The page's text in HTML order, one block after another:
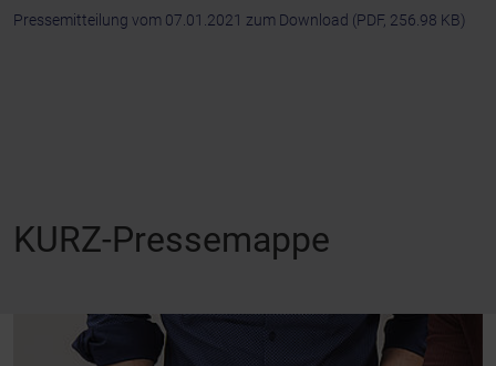
Pressemitteilung vom 07.01.2021 zum Download (PDF, 256.98 KB)
KURZ-Pressemappe